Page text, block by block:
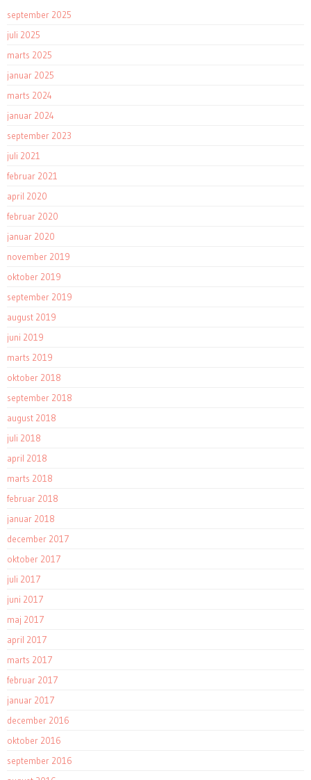
september 2025
juli 2025
marts 2025
januar 2025
marts 2024
januar 2024
september 2023
juli 2021
februar 2021
april 2020
februar 2020
januar 2020
november 2019
oktober 2019
september 2019
august 2019
juni 2019
marts 2019
oktober 2018
september 2018
august 2018
juli 2018
april 2018
marts 2018
februar 2018
januar 2018
december 2017
oktober 2017
juli 2017
juni 2017
maj 2017
april 2017
marts 2017
februar 2017
januar 2017
december 2016
oktober 2016
september 2016